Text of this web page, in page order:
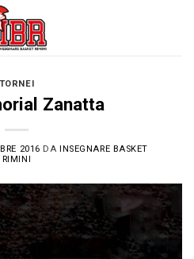
TORNEI
Zanatta
2016 DAINSEGNARE BASKET
RIMINI